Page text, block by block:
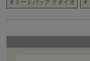
＃トートバッグ クオイオ